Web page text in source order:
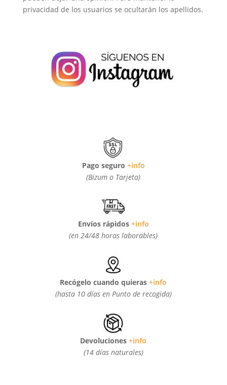
privacidad de los usuarios se ocultarán los apellidos.
Pago seguro +info
(Bizum o Tarjeta)
Envíos rápidos +info
(en 24/48 horas laborables)
Recógelo cuando quieras+info
(hasta 10 días en Punto de recogida)
Devoluciones+info
(14 días naturales)